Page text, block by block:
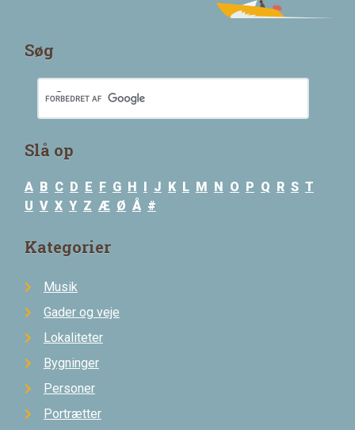
Søg
Slå op
A B C D E F G H I J K L M N O P Q R S T
U V X Y Z Æ Ø Å #
Kategorier
Musik
Gader og veje
Lokaliteter
Bygninger
Personer
Portrætter